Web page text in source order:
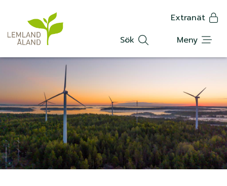
huvudinnehåll
a
p
p
m
e
n
Extranät
Sök
Meny